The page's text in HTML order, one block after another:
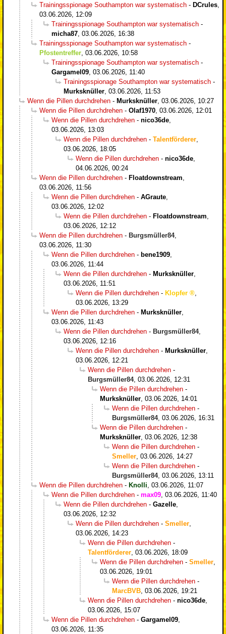
Trainingsspionage Southampton war systematisch - DCrules
03.06.2026, 12:09
Trainingsspionage Southampton war systematisch -
micha87 03.06.2026, 16:38
Trainingsspionage Southampton war systematisch -
Pfostentreffer 03.06.2026, 10:58
Trainingsspionage Southampton war systematisch -
Gargamel09 03.06.2026, 11:40
Trainingsspionage Southampton war systematisch -
Murksknüller 03.06.2026, 11:53
Wenn die Pillen durchdrehen - Murksknüller 03.06.2026, 10:27
Wenn die Pillen durchdrehen - Olaf1970 03.06.2026, 12:01
Wenn die Pillen durchdrehen - nico36de
03.06.2026, 13:03
Wenn die Pillen durchdrehen - Talentförderer
03.06.2026, 18:05
Wenn die Pillen durchdrehen - nico36de
04.06.2026, 00:24
Wenn die Pillen durchdrehen - Floatdownstream
03.06.2026, 11:56
Wenn die Pillen durchdrehen - AGraute
03.06.2026, 12:02
Wenn die Pillen durchdrehen - Floatdownstream
03.06.2026, 12:12
Wenn die Pillen durchdrehen - Burgsmüller84,
03.06.2026, 11:30
Wenn die Pillen durchdrehen - bene1909
03.06.2026, 11:44
Wenn die Pillen durchdrehen - Murksknüller
03.06.2026, 11:51
Wenn die Pillen durchdrehen - Klopfer
03.06.2026, 13:29
Wenn die Pillen durchdrehen - Murksknüller
03.06.2026, 11:43
Wenn die Pillen durchdrehen - Burgsmüller84,
03.06.2026, 12:16
Wenn die Pillen durchdrehen - Murksknüller
03.06.2026, 12:21
Wenn die Pillen durchdrehen -
Burgsmüller84, 03.06.2026, 12:31
Wenn die Pillen durchdrehen -
Murksknüller 03.06.2026, 14:01
Wenn die Pillen durchdrehen -
Burgsmüller84, 03.06.2026, 16:31
Wenn die Pillen durchdrehen -
Murksknüller 03.06.2026, 12:38
Wenn die Pillen durchdrehen -
Smeller 03.06.2026, 14:27
Wenn die Pillen durchdrehen -
Burgsmüller84, 03.06.2026, 13:11
Wenn die Pillen durchdrehen - Knolli 03.06.2026, 11:07
Wenn die Pillen durchdrehen - max09 03.06.2026, 11:40
Wenn die Pillen durchdrehen - Gazelle
03.06.2026, 12:32
Wenn die Pillen durchdrehen - Smeller
03.06.2026, 14:23
Wenn die Pillen durchdrehen -
Talentförderer 03.06.2026, 18:09
Wenn die Pillen durchdrehen - Smeller
03.06.2026, 19:01
Wenn die Pillen durchdrehen -
MarcBVB 03.06.2026, 19:21
Wenn die Pillen durchdrehen - nico36de
03.06.2026, 15:07
Wenn die Pillen durchdrehen - Gargamel09
03.06.2026, 11:35